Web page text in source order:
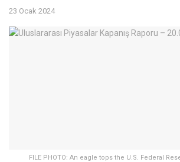
23 Ocak 2024
FILE PHOTO: An eagle tops the U.S. Federal